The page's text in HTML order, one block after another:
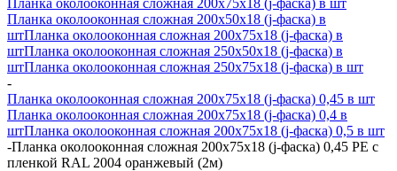
Планка околооконная сложная 200х75х18 (j-фаска) в шт
Планка околооконная сложная 200х50х18 (j-фаска) в
штПланка околооконная сложная 200х75х18 (j-фаска) в
штПланка околооконная сложная 250х50х18 (j-фаска) в
штПланка околооконная сложная 250х75х18 (j-фаска) в шт
-
Планка околооконная сложная 200х75х18 (j-фаска) 0,45 в шт
Планка околооконная сложная 200х75х18 (j-фаска) 0,4 в
штПланка околооконная сложная 200х75х18 (j-фаска) 0,5 в шт
-Планка околооконная сложная 200х75х18 (j-фаска) 0,45 PE с
пленкой RAL 2004 оранжевый (2м)